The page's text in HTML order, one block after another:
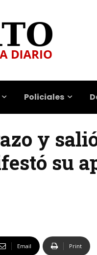
Policiales
y
su
Email Print